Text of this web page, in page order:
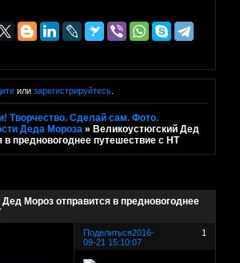
или зарегистрируйтесь.
Творчество. Сделай сам. Фото.
Деда Мороза » Великоустюгский Дед
в предновогоднее путешествие с НТ
Мороз отправится в предновогоднее
Поделиться 1
2016-
09-21 15:10:07